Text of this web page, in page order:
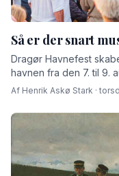
Så er der snart
Dragør Havnefest
havnen fra den 7. til 9.
Af Henrik Askø Stark ·